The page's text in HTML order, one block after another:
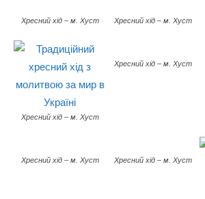
Хресний хід – м. Хуст Хресний хід – м. Хуст
Хресний хід – м. Хуст
Хресний хід – м. Хуст
Хресний хід – м. Хуст Хресний хід – м. Хуст